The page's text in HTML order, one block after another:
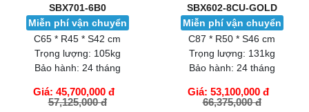
SBX701-6B0
Miễn phí vận chuyển
C65 * R45 * S42 cm
Trọng lượng: 105kg
Bảo hành: 24 tháng
Giá: 45,700,000 đ
57,125,000 đ
GIỎ HÀNG
SBX602-8CU-GOLD
Miễn phí vận chuyển
C87 * R50 * S46 cm
Trọng lượng: 131kg
Bảo hành: 24 tháng
Giá: 53,100,000 đ
66,375,000 đ
GIỎ HÀNG